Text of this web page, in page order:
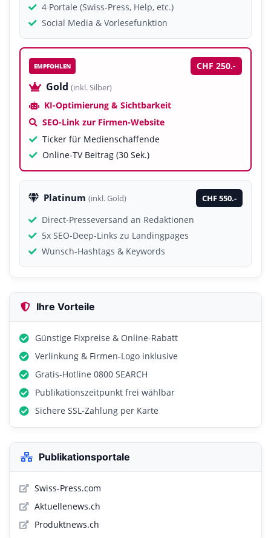
4 Portale (Swiss-Press, Help, etc.)
Social Media & Vorlesefunktion
EMPFOHLEN CHF 250.-
Gold (inkl. Silber)
KI-Optimierung & Sichtbarkeit
SEO-Link zur Firmen-Website
Ticker für Medienschaffende
Online-TV Beitrag (30 Sek.)
Platinum (inkl. Gold) CHF 550.-
Direct-Presseversand an Redaktionen
5x SEO-Deep-Links zu Landingpages
Wunsch-Hashtags & Keywords
Ihre Vorteile
Günstige Fixpreise & Online-Rabatt
Verlinkung & Firmen-Logo inklusive
Gratis-Hotline 0800 SEARCH
Publikationszeitpunkt frei wählbar
Sichere SSL-Zahlung per Karte
Publikationsportale
Swiss-Press.com
Aktuellenews.ch
Produktnews.ch